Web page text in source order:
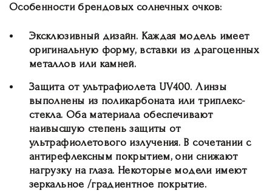
Особенности брендовых солнечных очков:
Эксклюзивный дизайн. Каждая модель имеет
оригинальную форму, вставки из драгоценных
металлов или камней.
Защита от ультрафиолета UV400. Линзы
выполнены из поликарбоната или триплекс-
стекла. Оба материала обеспечивают
наивысшую степень защиты от
ультрафиолетового излучения. В сочетании с
антирефлексным покрытием, они снижают
нагрузку на глаза. Некоторые модели имеют
зеркальное /градиентное покрытие.